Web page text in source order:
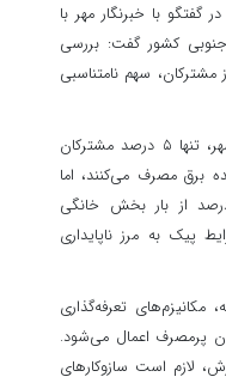
گفتگو با خبرنگار مهر با
کشور گفت: بررسی
سهم نامتناسبی
امیرحسین فخار اضافه کرد: در استان بوشهر، تنها ۵ درصد مشترکان
تعیین‌شده برق مصرف می‌کنند، اما
گروه مسئول مصرف حدود ۲۰ درصد از بار بخش خانگی
پیک به مرز ناپایداری
تعرفه‌گذاری
پرمصرف اعمال می‌شود.
لازم است سازوکارهای